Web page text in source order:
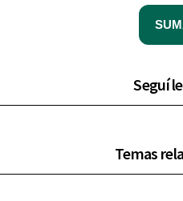
Seguí
Temas